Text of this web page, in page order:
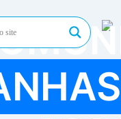
de Contas
da
Contas da União